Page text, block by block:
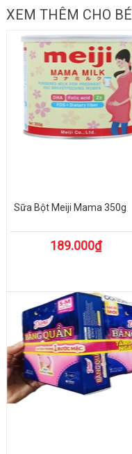
XEM THÊM CHO BÉ
Sữa Bột Meiji Mama 350g
189.000₫